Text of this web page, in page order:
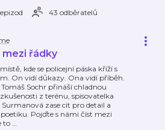
43 odběratelů
mezi řádky
kde se policejní páska kříží s
On vidí důkazy. Ona vidí příběh.
Sochr přináší chladnou
z terénu, spisovatelka
Surmanová zase cit pro detail a
Pojďte s námi číst mezi
to …